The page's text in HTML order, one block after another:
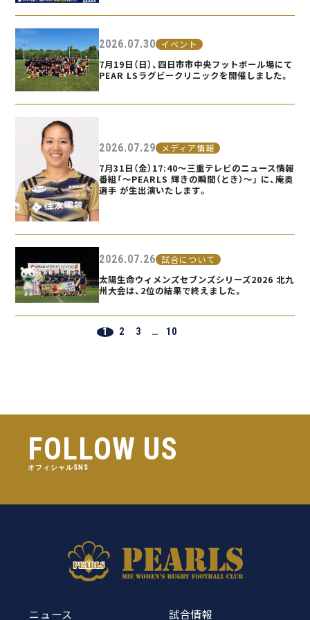
2026.07.30 イベント
7月19日（日）、四日市市中央フットボール場にて
PEAR LSラグビークリニックを開催しました。
2026.07.29 メディア情報
7月31日（金）17:40〜三重テレビのニュース情報
番組「〜PEARLS 輝きの瞬間（とき）〜」 に、庵奥
選手 が生出演いたします。
2026.07.26 試合について
太陽生命ウィメンズセブンズシリーズ2026 北九
州大会は、2位の結果で終えました。
1 2 3 … 10
FOLLOW US
オフィシャルSNS
ニュース 試合情報